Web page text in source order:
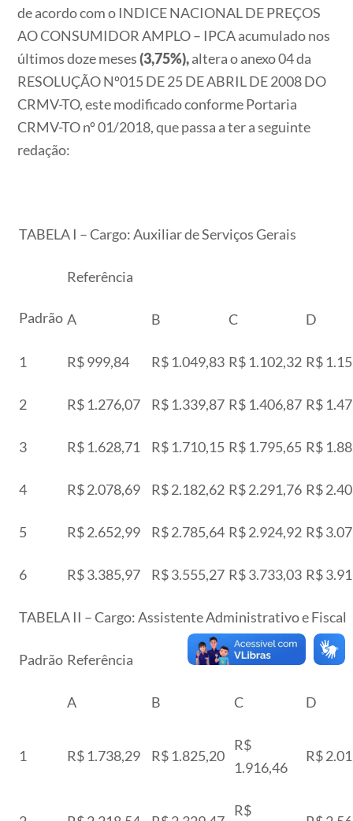
de acordo com o INDICE NACIONAL DE PREÇOS
AO CONSUMIDOR AMPLO – IPCA acumulado nos
últimos doze meses(3,75%),altera o anexo 04 da
RESOLUÇÃO Nº015 DE 25 DE ABRIL DE 2008 DO
CRMV-TO, este modificado conforme Portaria
CRMV-TO nº 01/2018, que passa a ter a seguinte
redação:
TABELA I – Cargo: Auxiliar de Serviços Gerais
Padrão
Referência
A B C D
1 R$ 999,84 R$ 1.049,83 R$ 1.102,32 R$
2 R$ 1.276,07 R$ 1.339,87 R$ 1.406,87 R$
3 R$ 1.628,71 R$ 1.710,15 R$ 1.795,65 R$
4 R$ 2.078,69 R$ 2.182,62 R$ 2.291,76 R$
5 R$ 2.652,99 R$ 2.785,64 R$ 2.924,92 R$
6 R$ 3.385,97 R$ 3.555,27 R$ 3.733,03 R$
TABELA II – Cargo: Assistente Administrativo e Fiscal
Padrão Referência
A B C D
1 R$ 1.738,29 R$ 1.825,20
R$
1.916,46
R$
R$